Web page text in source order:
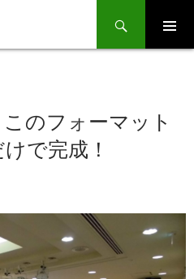
のフォーマット
で完成！